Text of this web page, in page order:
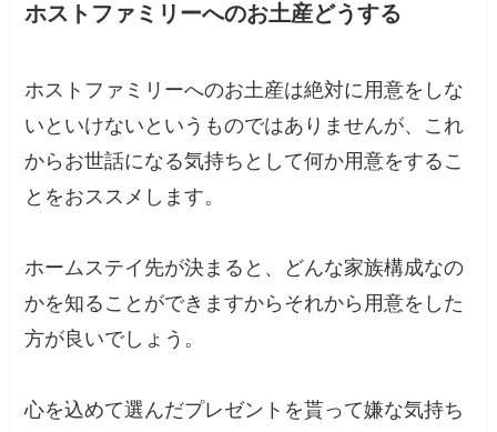
ホストファミリーへのお土産どうする
ホストファミリーへのお土産は絶対に用意をしな
いといけないというものではありませんが、これ
からお世話になる気持ちとして何か用意をするこ
とをおススメします。
ホームステイ先が決まると、どんな家族構成なの
かを知ることができますからそれから用意をした
方が良いでしょう。
心を込めて選んだプレゼントを貰って嫌な気持ち